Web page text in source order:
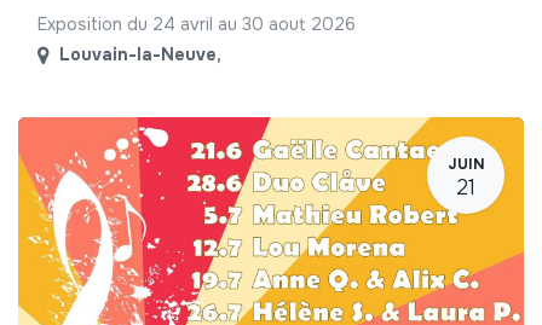
Exposition du 24 avril au 30 aout 2026
Louvain-la-Neuve,
JUIN
21